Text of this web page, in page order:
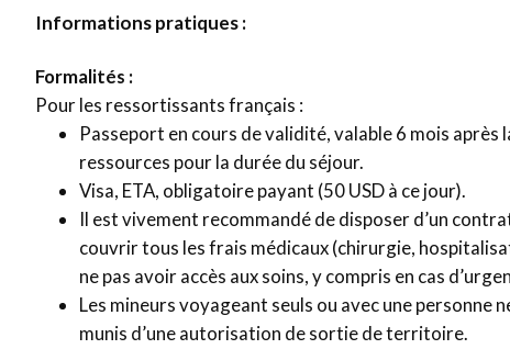
Informations pratiques :
Formalités :
Pour les ressortissants français :
Passeport en cours de validité, valable 6 mois
ressources pour la durée du séjour.
Visa, ETA, obligatoire payant (50 USD à ce jour).
Il est vivement recommandé de disposer d’un
couvrir tous les frais médicaux (chirurgie,
ne pas avoir accès aux soins, y compris en cas
Les mineurs voyageant seuls ou avec une
munis d’une autorisation de sortie de territoire.